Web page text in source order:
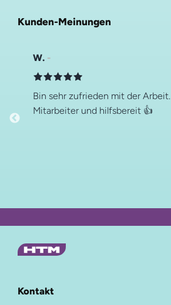
Kunden-Meinungen
W.
Bin sehr zufrieden mit der Arbeit. Freundliche
Mitarbeiter und hilfsbereit 👍
Kontakt